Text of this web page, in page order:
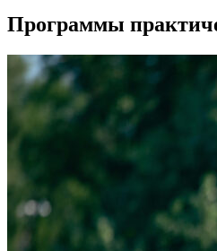
Программы